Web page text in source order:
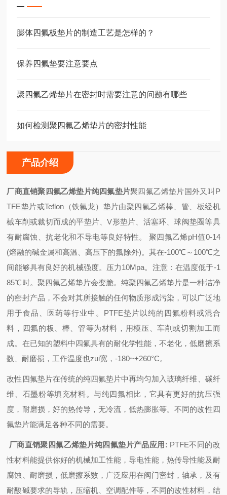
膨体四氟板垫片的制造工艺是怎样的？
保养四氟垫要注意要点
聚四氟乙烯垫片在密封时需要注意的问题有哪些
如何检测聚四氟乙烯垫片的密封性能
产品介绍
厂商直销聚四氟乙烯垫片纯四氟垫片聚四氟乙烯垫片国外又叫P
TFE垫片或Teflon（铁氟龙）垫片由聚四氟乙烯棒、管、板经机
械车削或裁切而成的平垫片、V形垫片、活塞环、球阀垫圈等具
有耐腐蚀、抗老化和不导电等良好特性。 聚四氟乙烯pH值0-14
(熔融的碱金属和高温、高压下的氟除外)。其在-100℃～100℃之
间能够具有良好的机械强度。压力10Mpa。 注意：在温度低于-1
85℃时。聚四氟乙烯垫片会变脆。纯聚四氟乙烯垫片是一种洁净
的密封产品，不会对其所接触的任何物质形成污染，可以广泛地
用于食品、医药等行业中。 PTFE垫片以纯的四氟粉料或混合
料，四氟的板、棒、管等为材料，用模压、车削或切割加工而
成。在已知的塑料中四氟具有的耐化学性能，不老化，低磨擦系
数、耐磨损，工作温度也zui宽，-180~+260°C。
改性 四氟垫片在传统的纯四氟垫片中再均匀加入玻璃纤维、碳纤
维、石墨粉等填充材料。与纯四氟相比，它具有更好的抗压强
度，耐磨损，好的热传导，无冷流，低热膨胀等。不同的改性四
氟垫片能满足各种不同的需要。
厂商直销聚四氟乙烯垫片纯四氟垫片产品应用: PTFE不同的改
性材料能提供你好的机械加工性能，导电性能，热传导性能及耐
腐蚀、耐磨损，低磨擦系数，广泛应用在阀门密封，轴承，及有
耐酸碱要求的导轨，压缩机、空调配件等，不同的改性材料，结